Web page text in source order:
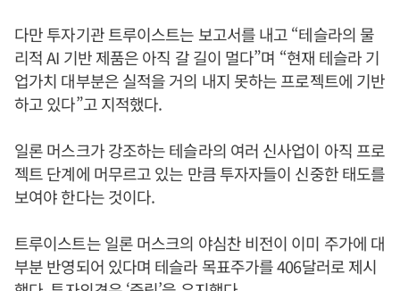
다만 투자기관 트루이스트는 보고서를 내고 “테슬라의 물
리적 AI 기반 제품은 아직 갈 길이 멀다”며 “현재 테슬라 기
업가치 대부분은 실적을 거의 내지 못하는 프로젝트에 기반
하고 있다”고 지적했다.
일론 머스크가 강조하는 테슬라의 여러 신사업이 아직 프로
젝트 단계에 머무르고 있는 만큼 투자자들이 신중한 태도를
보여야 한다는 것이다.
트루이스트는 일론 머스크의 야심찬 비전이 이미 주가에 대
부분 반영되어 있다며 테슬라 목표주가를 406달러로 제시